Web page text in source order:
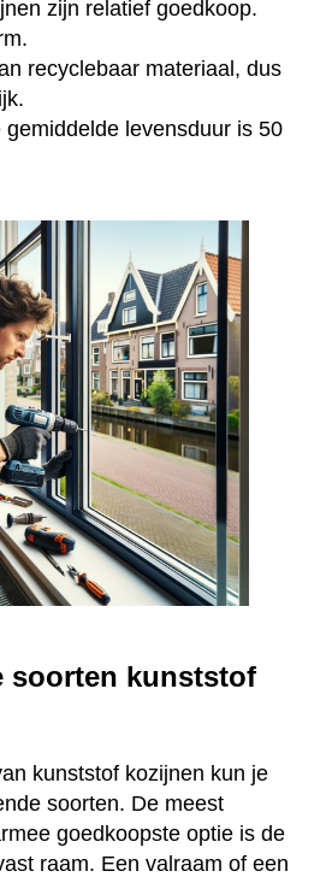
zijn relatief goedkoop.
recyclebaar materiaal, dus
gemiddelde levensduur is 50
soorten kunststof
kunststof kozijnen kun je
soorten. De meest
goedkoopste optie is de
raam. Een valraam of een